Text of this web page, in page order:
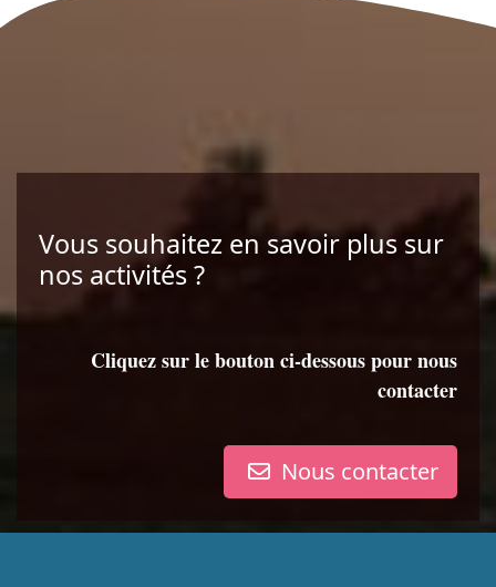
Vous souhaitez en savoir plus sur
nos activités ?
Cliquez sur le bouton ci-dessous pour nous
contacter
Nous contacter